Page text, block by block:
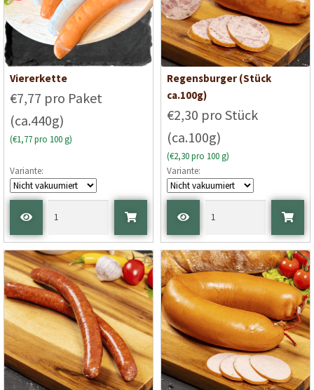
Viererkette
€7,77 pro Paket
(ca.440g)
(€1,77 pro 100 g)
Variante:
Regensburger (Stück
ca.100g)
€2,30 pro Stück
(ca.100g)
(€2,30 pro 100 g)
Variante: